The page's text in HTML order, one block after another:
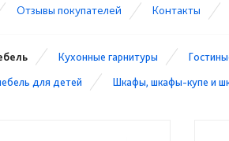
Отзывы покупателей Контакты
Кухонные гарнитуры
для детей
Шкафы, шкафы-купе и